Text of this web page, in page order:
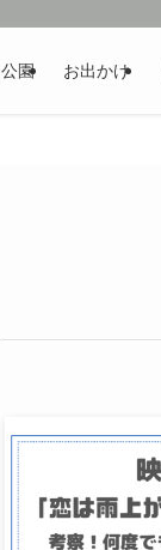
公園 お出かけ